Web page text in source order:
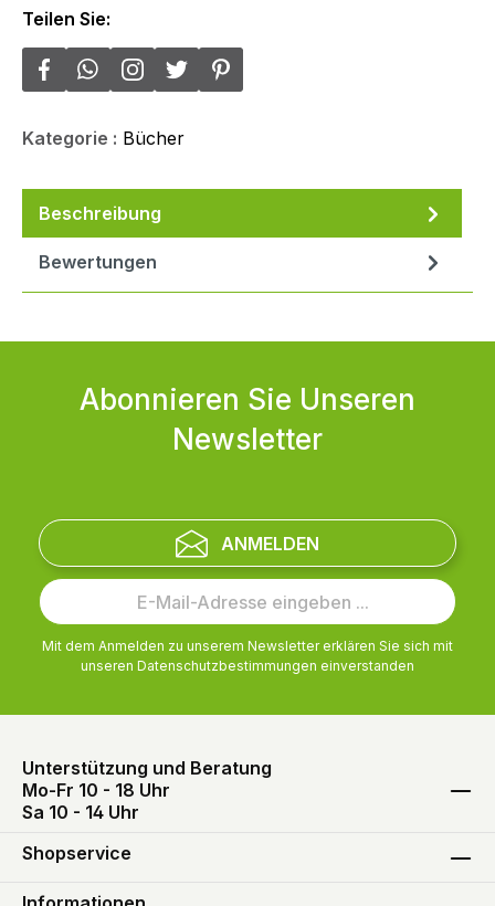
Teilen Sie:
Kategorie : Bücher
Beschreibung
Bewertungen
Abonnieren Sie Unseren
Newsletter
ANMELDEN
Mit dem Anmelden zu unserem Newsletter erklären Sie sich mit
unseren Datenschutzbestimmungen einverstanden
Unterstützung und Beratung
Mo-Fr 10 - 18 Uhr
Sa 10 - 14 Uhr
Shopservice